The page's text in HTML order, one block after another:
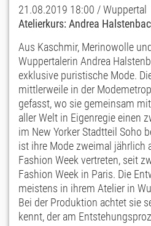
21.08.2019 18:00 / Wuppertal
Atelierkurs: Andrea
Aus Kaschmir, Merinowolle
Wuppertalerin Andrea
exklusive puristische Mode.
mittlerweile in der
gefasst, wo sie gemeinsam
aller Welt in Eigenregie einen
im New Yorker Stadtteil Soho
ist ihre Mode zweimal jährlich
Fashion Week vertreten, seit
Fashion Week in Paris. Die
meistens in ihrem Atelier in
Bei der Produktion achtet sie
kennt, der am